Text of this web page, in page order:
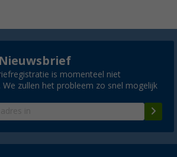
is momenteel niet
We zullen het probleem zo snel mogelijk